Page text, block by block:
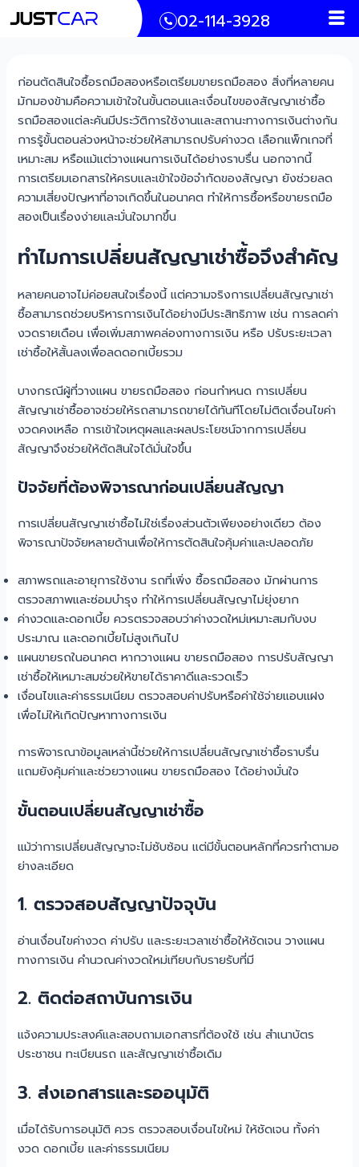
Skip
to
02-114-3928
ก่อนตัดสินใจซื้อรถมือสองหรือเตรียมขายรถมือสอง สิ่งที่หลายคน
มักมองข้ามคือความเข้าใจในขั้นตอนและเงื่อนไขของสัญญาเช่าซื้อ
รถมือสองแต่ละคันมีประวัติการใช้งานและสถานะทางการเงินต่างกัน
การรู้ขั้นตอนล่วงหน้าจะช่วยให้สามารถปรับค่างวด เลือกแพ็กเกจที่
เหมาะสม หรือแม้แต่วางแผนการเงินได้อย่างราบรื่น นอกจากนี้
การเตรียมเอกสารให้ครบและเข้าใจข้อจำกัดของสัญญา ยังช่วยลด
ความเสี่ยงปัญหาที่อาจเกิดขึ้นในอนาคต ทำให้การซื้อหรือขายรถมือ
สองเป็นเรื่องง่ายและมั่นใจมากขึ้น
ทำไมการเปลี่ยนสัญญาเช่าซื้อจึงสำคัญ
หลายคนอาจไม่ค่อยสนใจเรื่องนี้ แต่ความจริงการเปลี่ยนสัญญาเช่า
ซื้อสามารถช่วยบริหารการเงินได้อย่างมีประสิทธิภาพ เช่น การลดค่า
งวดรายเดือน เพื่อเพิ่มสภาพคล่องทางการเงิน หรือ ปรับระยะเวลา
เช่าซื้อให้สั้นลงเพื่อลดดอกเบี้ยรวม
บางกรณีผู้ที่วางแผน ขายรถมือสอง ก่อนกำหนด การเปลี่ยน
สัญญาเช่าซื้ออาจช่วยให้รถสามารถขายได้ทันทีโดยไม่ติดเงื่อนไขค่า
งวดคงเหลือ การเข้าใจเหตุผลและผลประโยชน์จากการเปลี่ยน
สัญญาจึงช่วยให้ตัดสินใจได้มั่นใจขึ้น
ปัจจัยที่ต้องพิจารณาก่อนเปลี่ยนสัญญา
การเปลี่ยนสัญญาเช่าซื้อไม่ใช่เรื่องส่วนตัวเพียงอย่างเดียว ต้อง
พิจารณาปัจจัยหลายด้านเพื่อให้การตัดสินใจคุ้มค่าและปลอดภัย
สภาพรถและอายุการใช้งาน รถที่เพิ่ง ซื้อรถมือสอง มักผ่านการ
ตรวจสภาพและซ่อมบำรุง ทำให้การเปลี่ยนสัญญาไม่ยุ่งยาก
ค่างวดและดอกเบี้ย ควรตรวจสอบว่าค่างวดใหม่เหมาะสมกับงบ
ประมาณ และดอกเบี้ยไม่สูงเกินไป
แผนขายรถในอนาคต หากวางแผน ขายรถมือสอง การปรับสัญญา
เช่าซื้อให้เหมาะสมช่วยให้ขายได้ราคาดีและรวดเร็ว
เงื่อนไขและค่าธรรมเนียม ตรวจสอบค่าปรับหรือค่าใช้จ่ายแอบแฝง
เพื่อไม่ให้เกิดปัญหาทางการเงิน
การพิจารณาข้อมูลเหล่านี้ช่วยให้การเปลี่ยนสัญญาเช่าซื้อราบรื่น
แถมยังคุ้มค่าและช่วยวางแผน ขายรถมือสอง ได้อย่างมั่นใจ
ขั้นตอนเปลี่ยนสัญญาเช่าซื้อ
แม้ว่าการเปลี่ยนสัญญาจะไม่ซับซ้อน แต่มีขั้นตอนหลักที่ควรทำตามอ
ย่างละเอียด
1. ตรวจสอบสัญญาปัจจุบัน
อ่านเงื่อนไขค่างวด ค่าปรับ และระยะเวลาเช่าซื้อให้ชัดเจน วางแผน
ทางการเงิน คำนวณค่างวดใหม่เทียบกับรายรับที่มี
2. ติดต่อสถาบันการเงิน
แจ้งความประสงค์และสอบถามเอกสารที่ต้องใช้ เช่น สำเนาบัตร
ประชาชน ทะเบียนรถ และสัญญาเช่าซื้อเดิม
3. ส่งเอกสารและรออนุมัติ
เมื่อได้รับการอนุมัติ ควร ตรวจสอบเงื่อนไขใหม่ ให้ชัดเจน ทั้งค่า
งวด ดอกเบี้ย และค่าธรรมเนียม
Post
navigation